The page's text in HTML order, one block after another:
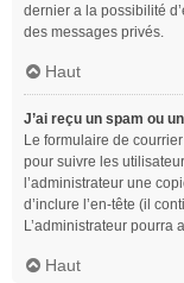
dernier a la possibilité
des messages privés.
Haut
J’ai reçu un spam ou
Le formulaire de
pour suivre les
l’administrateur une
d’inclure l’en-tête (il
L’administrateur pourra
Haut